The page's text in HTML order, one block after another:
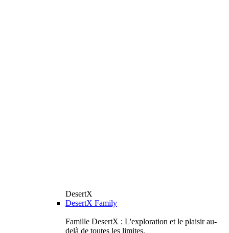
DesertX
DesertX Family
Famille DesertX : L'exploration et le plaisir au-
delà de toutes les limites.